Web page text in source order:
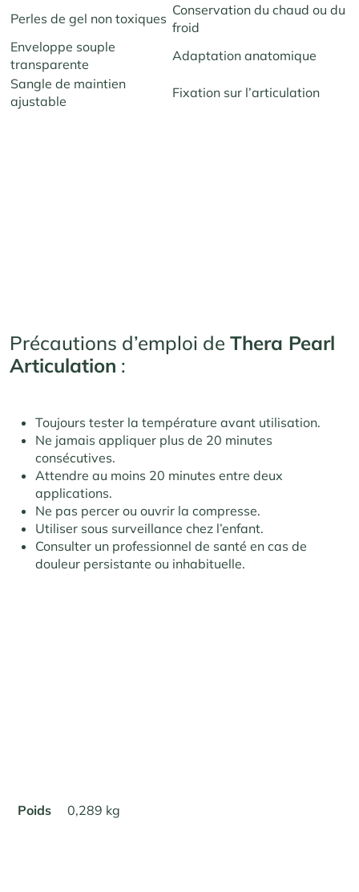
Perles de gel non toxiques
Conservation du chaud ou du
froid
Enveloppe souple
transparente
Adaptation anatomique
Sangle de maintien
ajustable
Fixation sur l’articulation
Précautions d’emploi de Thera Pearl
Articulation :
Toujours tester la température avant utilisation.
Ne jamais appliquer plus de 20 minutes
consécutives.
Attendre au moins 20 minutes entre deux
applications.
Ne pas percer ou ouvrir la compresse.
Utiliser sous surveillance chez l’enfant.
Consulter un professionnel de santé en cas de
douleur persistante ou inhabituelle.
Poids 0,289 kg